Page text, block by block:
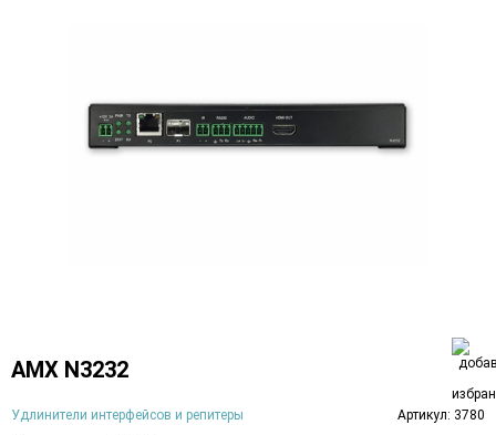
AMX N3232
Удлинители интерфейсов и репитеры Артикул: 3780